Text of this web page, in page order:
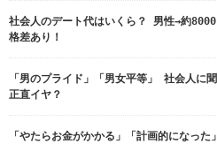
社会人のデート代はいくら？ 男性→約
格差あり！
「男のプライド」「男女平等」 社会人に
正直イヤ？
「やたらお金がかかる」「計画的になっ